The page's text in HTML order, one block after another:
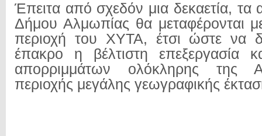
Έπειτα από σχεδόν μια δεκαετία, τα
Δήμου Αλμωπίας θα μεταφέρονται
περιοχή του ΧΥΤΑ, έτσι ώστε να
έπακρο η βέλτιστη επεξεργασία
απορριμμάτων ολόκληρης της
περιοχής μεγάλης γεωγραφικής